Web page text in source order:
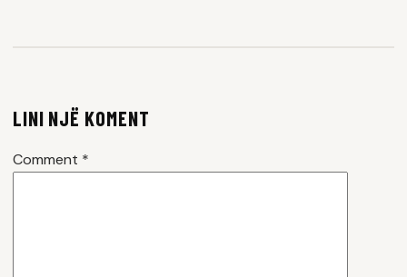
LINI NJË KOMENT
Comment *